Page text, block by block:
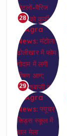
28
29